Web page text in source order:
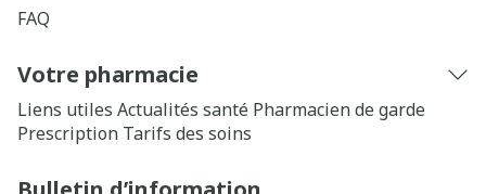
FAQ
Votre pharmacie
Liens utiles Actualités santé Pharmacien de garde
Prescription Tarifs des soins